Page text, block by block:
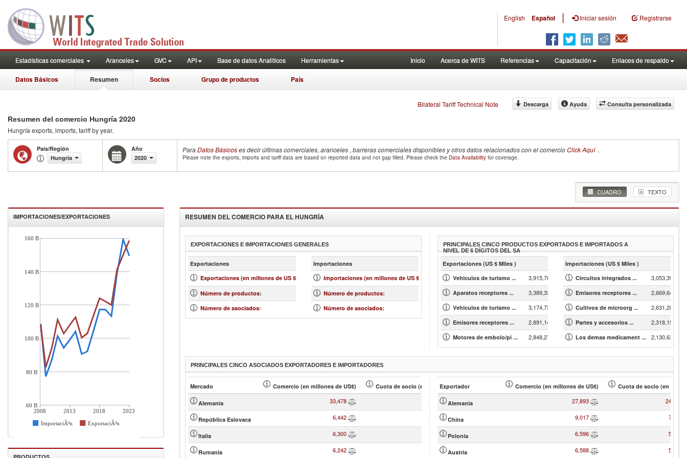
English Español | Iniciar sesión Registrarse
Estadísticas comerciales Aranceles GVC API Base de datos Analiticos Herramientas Inicio Acerca de WITS Referencias Capacitación Enlaces de respaldo
Datos Básicos Resumen Socios Grupo de productos País
Bilateral Tariff Technical Note Consulta personalizada
Descarga Ayuda
Resumen del comercio Hungría 2020
Hungría exports, imports, tariff by year.
País/Región
Hungría
Año
2020
ParaDatos Básicoses decir últimas comerciales, aranceles , barreras comerciales disponibles y otros datos relacionados con el comercioClick Aquí .
Please note the exports, imports and tariff data are based on reported data and not gap filled. Please check the Data Availability for coverage.
CUADRO TEXTO
IMPORTACIONES/EXPORTACIONES
2008 2013 2018 2023
ImportaciÃ³n ExportaciÃ³n
160 B
140 B
120 B
100 B
80 B
60 B
RESUMEN DEL COMERCIO PARA ELHUNGRÍA
EXPORTACIONES E IMPORTACIONES GENERALES
Exportaciones más »
Exportaciones (en millones de US $) 119,971
Número de productos: 4,015
Número de asociados: 206
Importaciones más »
Importaciones (en millones de US $) 113,423
Número de productos: 4,374
Número de asociados: 189
PRINCIPALES CINCO PRODUCTOS EXPORTADOS E IMPORTADOS A
NIVEL DE 6 DÍGITOS DEL SA
Exportaciones (US $ Miles )
Vehiculos de turismo ...
3,915,768.86
Aparatos receptores ... 3,389,331.16
Vehiculos de turismo ... 3,174,733.89
Emisores receptores ... 2,891,142.97
Motores de embolo/pi ... 2,848,276.57
Importaciones (US $ Miles )
Circuitos integrados ...
3,053,391.67
Emisores receptores ... 2,669,645.22
Cultivos de microorg ... 2,631,203.25
Partes y accesorios ... 2,318,196.61
Los demas medicament ... 2,130,635.21
PRINCIPALES CINCO ASOCIADOS EXPORTADORES E IMPORTADORES
Mercado Comercio (en millones de US$) Cuota de socio (en % )
Alemania 33,478 27.91
República Eslovaca 6,442 5.37
Italia 6,300 5.25
Rumania 6,242 5.20
Exportador Comercio (en millones de US$) Cuota de socio (en % )
Alemania 27,893 24.59
China 9,017 7.95
Polonia 6,596 5.82
Austria 6,588 5.81